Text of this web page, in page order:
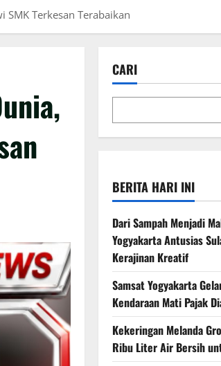
Terkesan Terabaikan
CARI
BERITA HARI INI
Dari Sampah Menjadi
Yogyakarta Antusias
Kerajinan Kreatif
Samsat Yogyakarta
Kendaraan Mati Pajak
Kekeringan Melanda
Ribu Liter Air Bersih